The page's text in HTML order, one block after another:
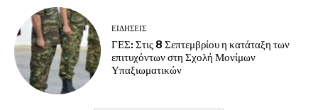
ΕΙΔΗΣΕΙΣ
ΓΕΣ: Στις 8 Σεπτεμβρίου η κατάταξη των
επιτυχόντων στη Σχολή Μονίμων
Υπαξιωματικών